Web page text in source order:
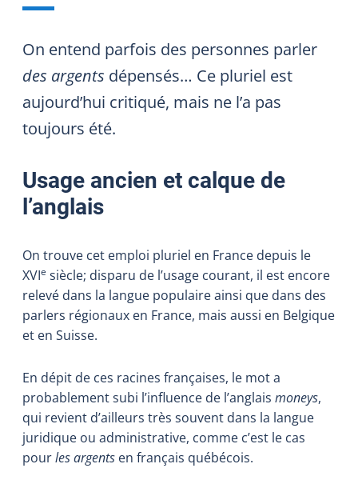
On entend parfois des personnes parler
des argents dépensés… Ce pluriel est
aujourd’hui critiqué, mais ne l’a pas
toujours été.
Usage ancien et calque de
l’anglais
On trouve cet emploi pluriel en France depuis le
XVIe siècle; disparu de l’usage courant, il est encore
relevé dans la langue populaire ainsi que dans des
parlers régionaux en France, mais aussi en Belgique
et en Suisse.
En dépit de ces racines françaises, le mot a
probablement subi l’influence de l’anglais moneys,
qui revient d’ailleurs très souvent dans la langue
juridique ou administrative, comme c’est le cas
pourles argents en français québécois.